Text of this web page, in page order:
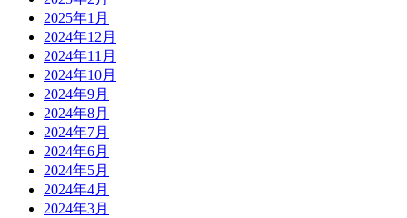
2025年1月
2024年12月
2024年11月
2024年10月
2024年9月
2024年8月
2024年7月
2024年6月
2024年5月
2024年4月
2024年3月